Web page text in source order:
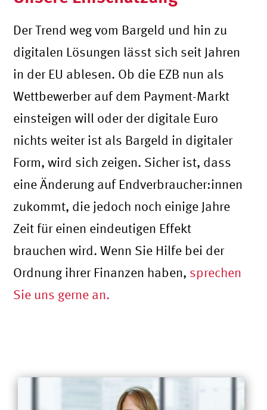
Der Trend weg vom Bargeld und hin zu
digitalen Lösungen lässt sich seit Jahren
in der EU ablesen. Ob die EZB nun als
Wettbewerber auf dem Payment-Markt
einsteigen will oder der digitale Euro
nichts weiter ist als Bargeld in digitaler
Form, wird sich zeigen. Sicher ist, dass
eine Änderung auf Endverbraucher:innen
zukommt, die jedoch noch einige Jahre
Zeit für einen eindeutigen Effekt
brauchen wird. Wenn Sie Hilfe bei der
Ordnung ihrer Finanzen haben, sprechen
Sie uns gerne an.